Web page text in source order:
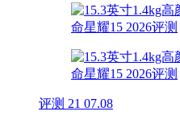
评测 21 07.08